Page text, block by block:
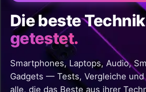
Die beste
getestet.
Smartphones, Laptops, Audio,
Gadgets — Tests, Vergleiche
alle, die das Beste aus ihrer